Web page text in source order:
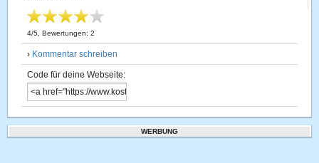
4/5 , Bewertungen:2
› Kommentar schreiben
Code für deine Webseite:
WERBUNG